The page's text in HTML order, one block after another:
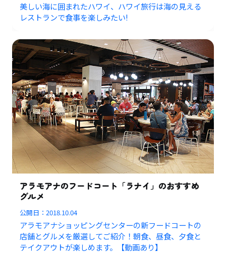
美しい海に囲まれたハワイ、ハワイ旅行は海の見える
レストランで食事を楽しみたい!
アラモアナのフードコート「ラナイ」のおすすめ
グルメ
公開日：2018.10.04
アラモアナショッピングセンターの新フードコートの
店舗とグルメを厳選してご紹介！朝食、昼食、夕食と
テイクアウトが楽しめます。【動画あり】